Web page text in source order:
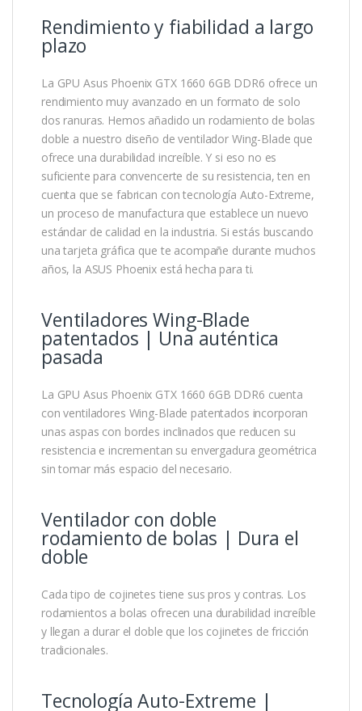
Rendimiento y fiabilidad a largo
plazo
La GPU Asus Phoenix GTX 1660 6GB DDR6 ofrece un
rendimiento muy avanzado en un formato de solo
dos ranuras. Hemos añadido un rodamiento de bolas
doble a nuestro diseño de ventilador Wing-Blade que
ofrece una durabilidad increíble. Y si eso no es
suficiente para convencerte de su resistencia, ten en
cuenta que se fabrican con tecnología Auto-Extreme,
un proceso de manufactura que establece un nuevo
estándar de calidad en la industria. Si estás buscando
una tarjeta gráfica que te acompañe durante muchos
años, la ASUS Phoenix está hecha para ti.
Ventiladores Wing-Blade
patentados | Una auténtica
pasada
La GPU Asus Phoenix GTX 1660 6GB DDR6 cuenta
con ventiladores Wing-Blade patentados incorporan
unas aspas con bordes inclinados que reducen su
resistencia e incrementan su envergadura geométrica
sin tomar más espacio del necesario.
Ventilador con doble
rodamiento de bolas | Dura el
doble
Cada tipo de cojinetes tiene sus pros y contras. Los
rodamientos a bolas ofrecen una durabilidad increíble
y llegan a durar el doble que los cojinetes de fricción
tradicionales.
Tecnología Auto-Extreme |